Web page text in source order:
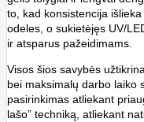
to, kad konsistencija
odeles, o sukietėjęs UV/
ir atsparus pažeidimams.
Visos šios savybės
bei maksimalų darbo laiko
pasirinkimas atliekant
lašo” techniką, atliekant